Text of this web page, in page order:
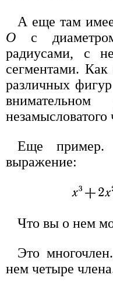
А еще там
О с
радиусами, с
сегментами. Как
различных
внимательном
незамысловатого
Еще пример.
выражение:
Что вы о нем
Это
нем четыре